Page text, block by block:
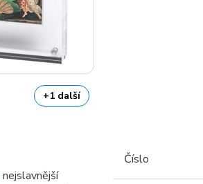
+1 další
nejslavnější
Číslo